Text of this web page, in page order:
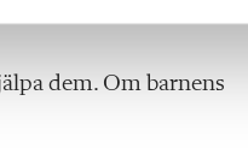
dem. Om barnens